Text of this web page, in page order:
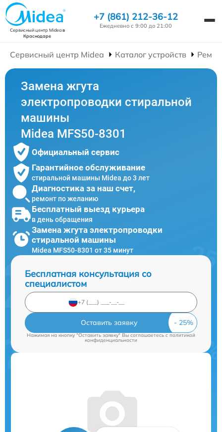
Сервисный центр Mideaв
Краснодаре
+7 (861) 212-36-12
Ежедневно с 9:00 до 21:00
Сервисный центр Midea Каталог устройств
Замена жгута
электропроводки стиральной
машины
Midea MFS50-8301
Официальный сервис
Гарантийное обслуживание
стиральной машины Midea до 3 лет
Диагностика за наш счет,
ремонт по желанию
Бесплатный выезд курьера
в день обращения
Замена жгута электропроводки
стиральной машины
Midea MFS50-8301 от 35 минут
Бесплатная консультация со
специалистом
Оставить заявку
Нажимая на кнопку "Оставить заявку" Вы соглашаетесь cполитикой
конфиденциальности